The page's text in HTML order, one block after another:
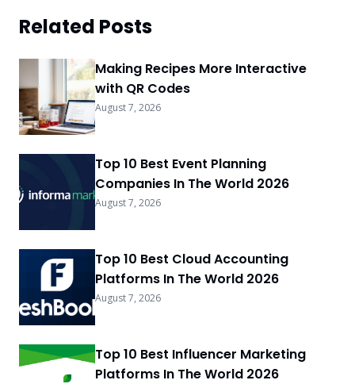
Related Posts
Making Recipes More Interactive
with QR Codes
August 7, 2026
Top 10 Best Event Planning
Companies In The World 2026
August 7, 2026
Top 10 Best Cloud Accounting
Platforms In The World 2026
August 7, 2026
Top 10 Best Influencer Marketing
Platforms In The World 2026